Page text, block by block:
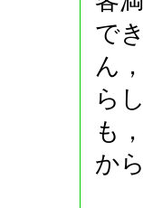
で
ん
ら
も
か